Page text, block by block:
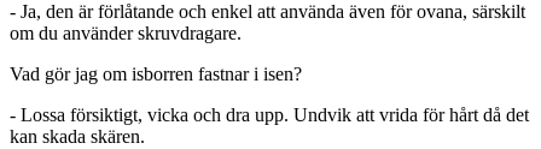
- Ja, den är förlåtande och enkel att använda även för ovana, särskilt
om du använder skruvdragare.
Vad gör jag om isborren fastnar i isen?
- Lossa försiktigt, vicka och dra upp. Undvik att vrida för hårt då det
kan skada skären.